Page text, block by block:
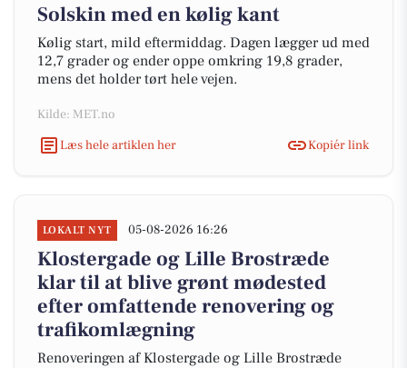
Solskin med en kølig kant
Kølig start, mild eftermiddag. Dagen lægger ud med
12,7 grader og ender oppe omkring 19,8 grader,
mens det holder tørt hele vejen.
Kilde: MET.no
Læs hele artiklen her
Kopiér link
LOKALT NYT 05-08-2026 16:26
Klostergade og Lille Brostræde
klar til at blive grønt mødested
efter omfattende renovering og
trafikomlægning
Renoveringen af Klostergade og Lille Brostræde